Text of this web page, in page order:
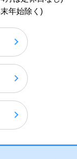
年始除く)